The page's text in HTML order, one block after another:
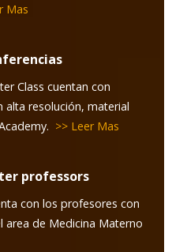
Mas
Class cuentan con
alta resolución, material
>> Leer Mas
professors
con los profesores con
area de Medicina Materno